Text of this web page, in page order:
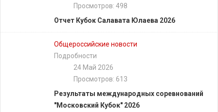
Просмотров: 498
Отчет Кубок Салавата Юлаева 2026
Общероссийские новости
Подробности
24 Май 2026
Просмотров: 613
Результаты международных соревнований
"Московский Кубок" 2026